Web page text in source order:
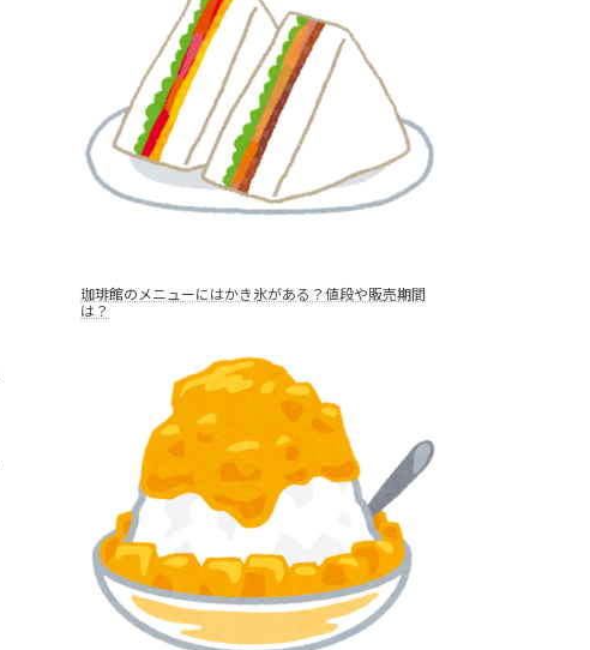
珈琲館のメニューにはかき氷がある？値段や販売期間
は？